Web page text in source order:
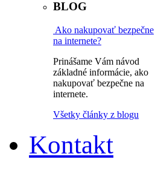
BLOG
Ako nakupovať bezpečne
na internete?
Prinášame Vám návod
základné informácie, ako
nakupovať bezpečne na
internete.
Všetky články z blogu
Kontakt